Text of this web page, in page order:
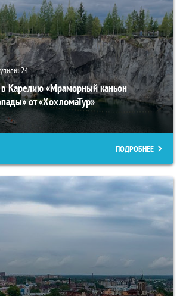
24
в Карелию «Мраморный каньон
от «ХохломаТур»
ПОДРОБНЕЕ